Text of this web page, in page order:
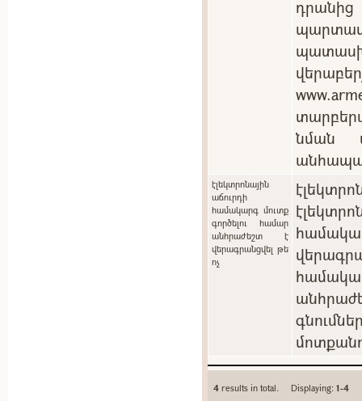
նման
էլեկտրոնային
աճուրդի
համակարգ մուտք
գործելու համար
անհրաժեշտ է
վերագրանցվել թե
ոչ
4 results in total. Displaying:1-4